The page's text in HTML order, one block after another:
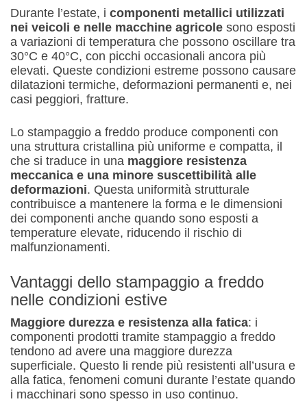
Durante l’estate, i componenti metallici utilizzati
nei veicoli e nelle macchine agricole sono esposti
a variazioni di temperatura che possono oscillare tra
30°C e 40°C, con picchi occasionali ancora più
elevati. Queste condizioni estreme possono causare
dilatazioni termiche, deformazioni permanenti e, nei
casi peggiori, fratture.
Lo stampaggio a freddo produce componenti con
una struttura cristallina più uniforme e compatta, il
che si traduce in una maggiore resistenza
meccanica e una minore suscettibilità alle
deformazioni. Questa uniformità strutturale
contribuisce a mantenere la forma e le dimensioni
dei componenti anche quando sono esposti a
temperature elevate, riducendo il rischio di
malfunzionamenti.
Vantaggi dello stampaggio a freddo
nelle condizioni estive
Maggiore durezza e resistenza alla fatica: i
componenti prodotti tramite stampaggio a freddo
tendono ad avere una maggiore durezza
superficiale. Questo li rende più resistenti all’usura e
alla fatica, fenomeni comuni durante l’estate quando
i macchinari sono spesso in uso continuo.